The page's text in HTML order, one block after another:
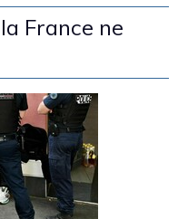
France ne